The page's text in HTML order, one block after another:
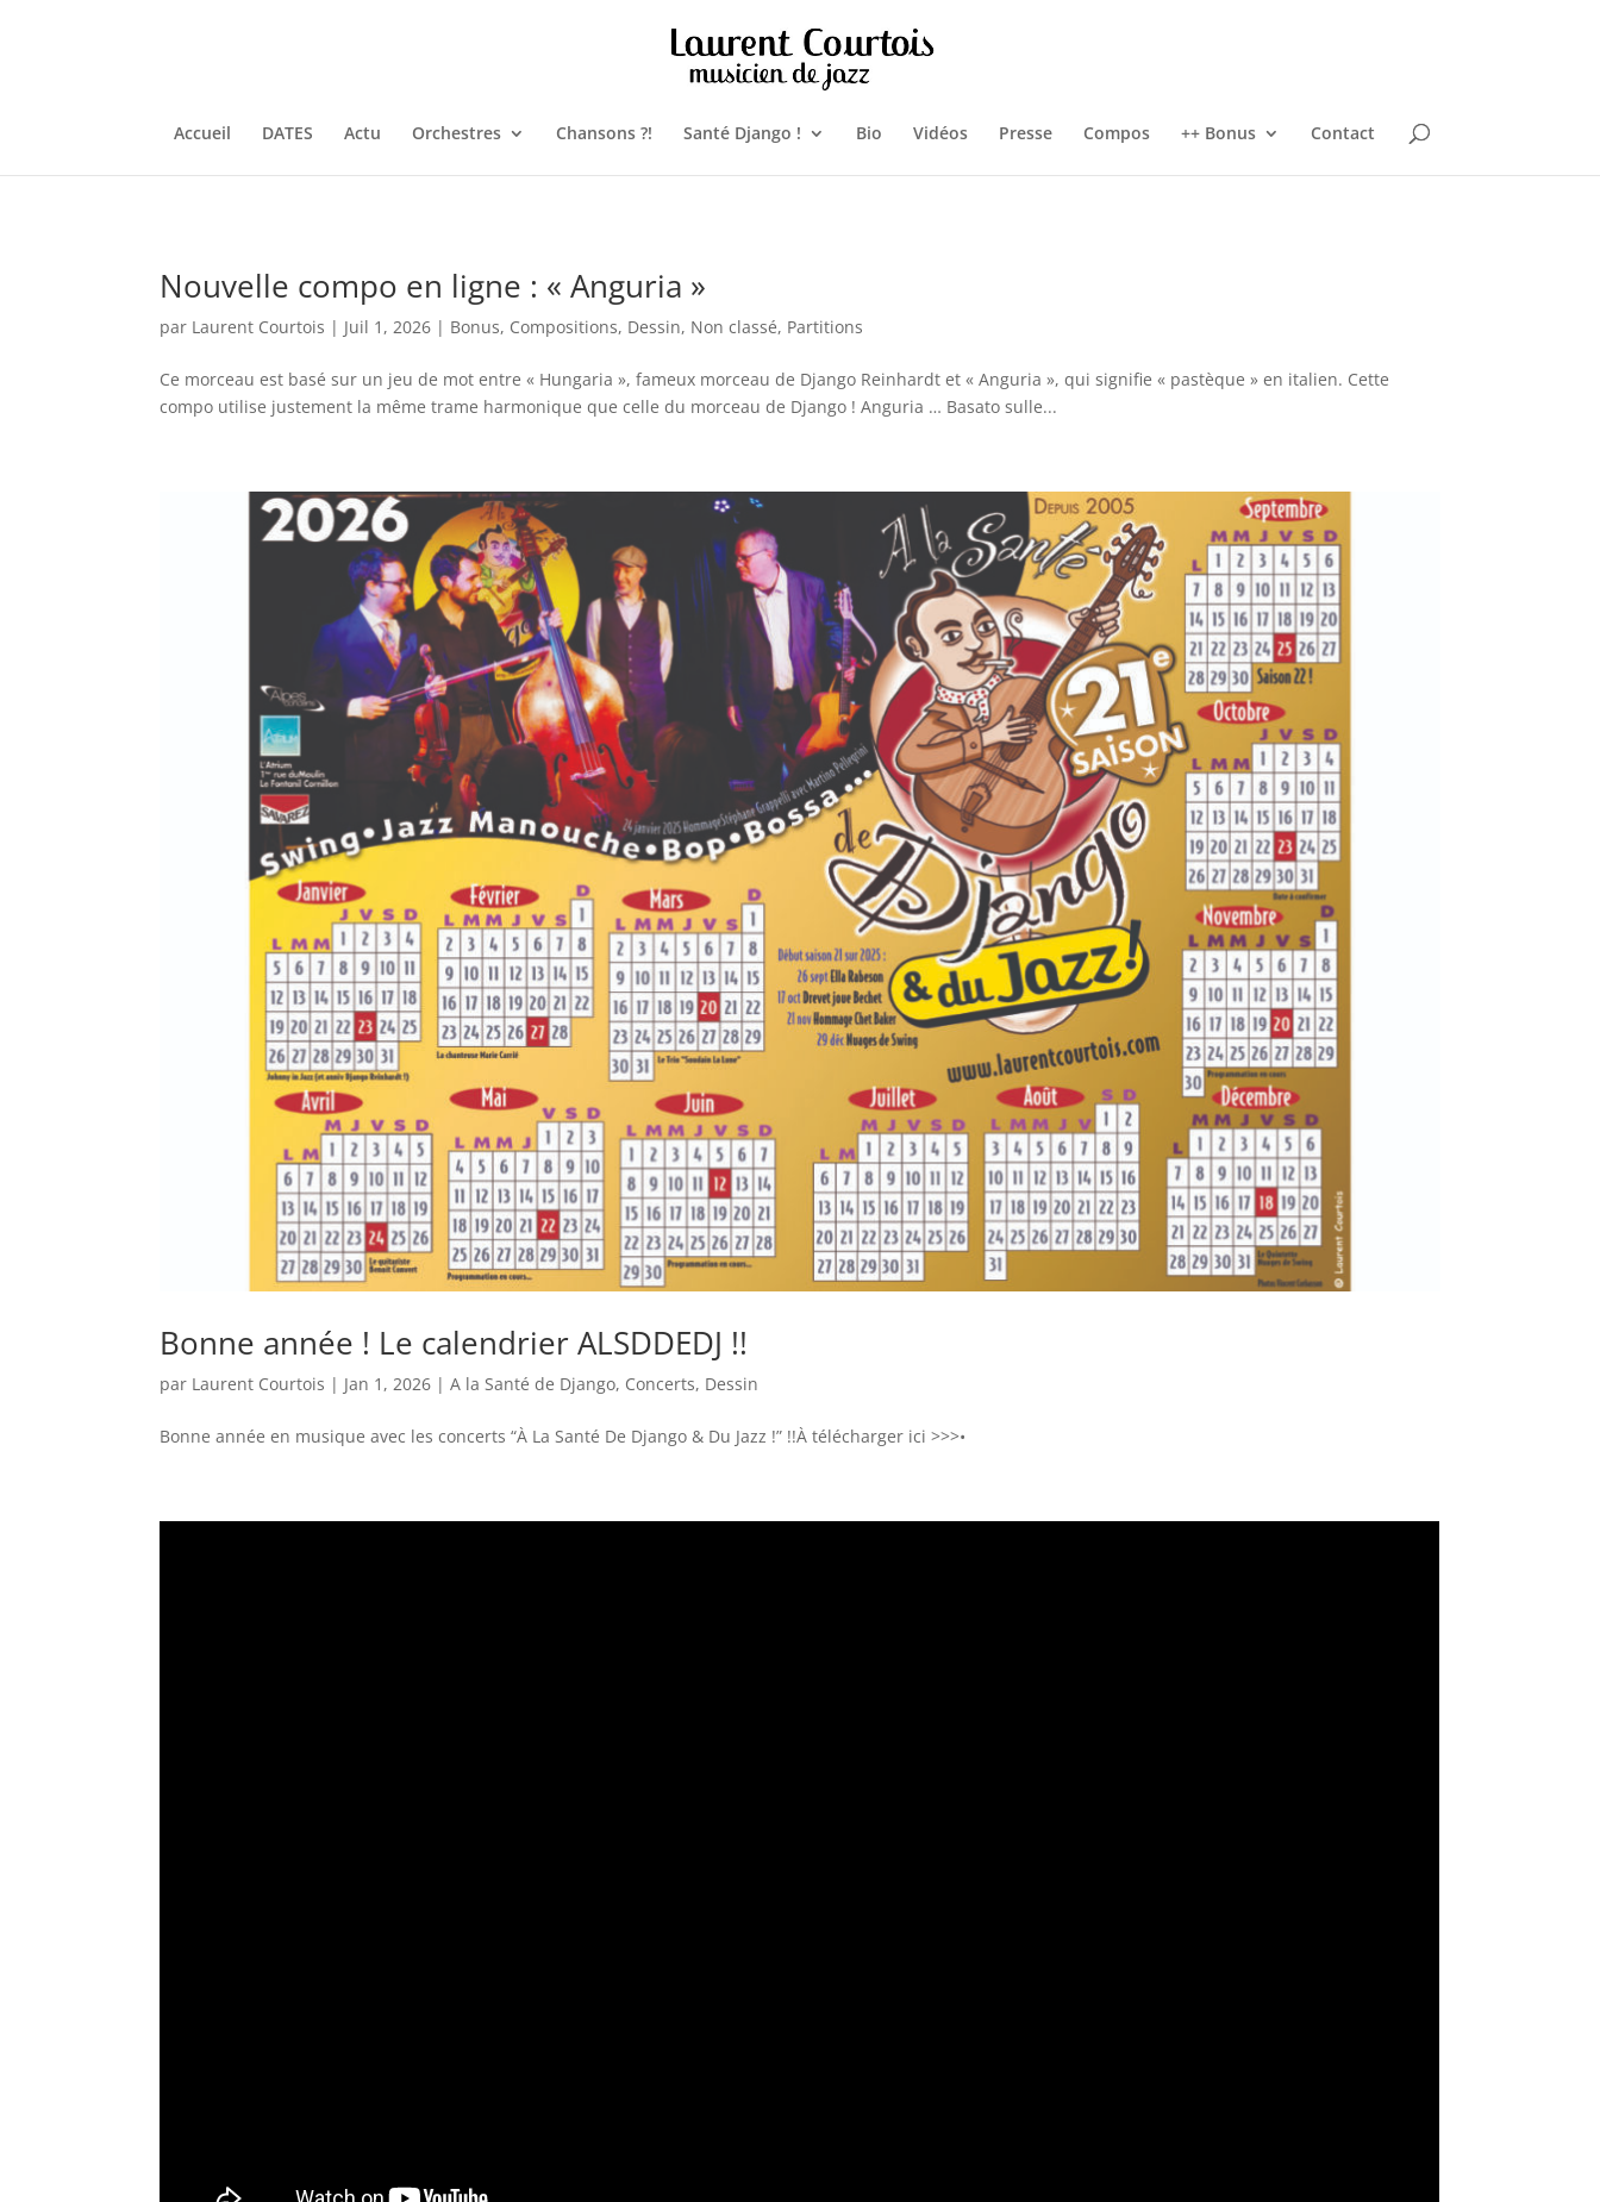
Accueil DATES Actu Orchestres Chansons ?! Santé Django ! Bio Vidéos Presse Compos ++ Bonus Contact
Nouvelle compo en ligne : « Anguria »
par Laurent Courtois | Juil 1, 2026 | Bonus, Compositions, Dessin, Non classé, Partitions
Ce morceau est basé sur un jeu de mot entre « Hungaria », fameux morceau de Django Reinhardt et « Anguria », qui signifie « pastèque » en italien. Cette
compo utilise justement la même trame harmonique que celle du morceau de Django ! Anguria … Basato sulle...
Bonne année ! Le calendrier ALSDDEDJ !!
par Laurent Courtois | Jan 1, 2026 |A la Santé de Django, Concerts, Dessin
Bonne année en musique avec les concerts “À La Santé De Django & Du Jazz !” !!À télécharger ici >>>•